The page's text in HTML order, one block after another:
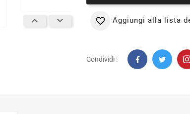
   Aggiungi alla lista
Condividi :